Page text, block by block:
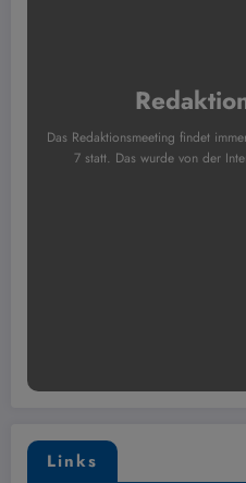
Das Redaktionsmeeting findet
7 statt. Das wurde von der
Links